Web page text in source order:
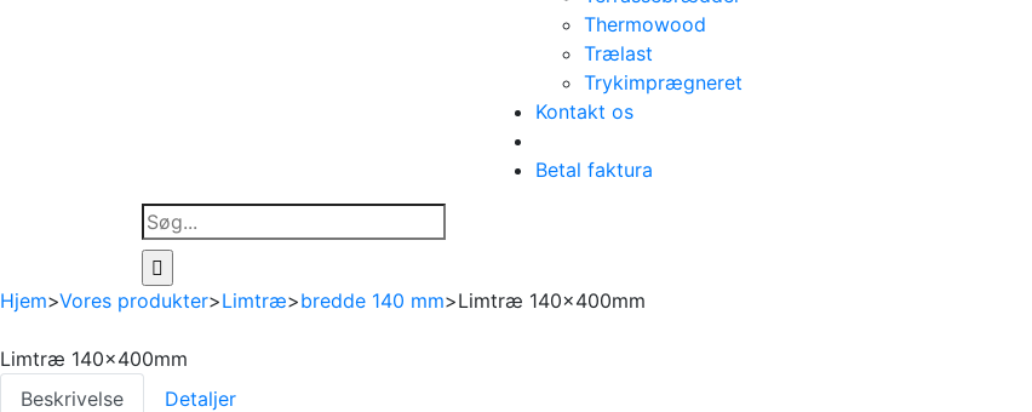
Thermowood
Trælast
Trykimprægneret
Kontakt os
Betal faktura
Søg
efter:
Hjem>Vores produkter>Limtræ>bredde 140 mm>Limtræ 140x400mm
Limtræ 140x400mm
Beskrivelse
Detaljer